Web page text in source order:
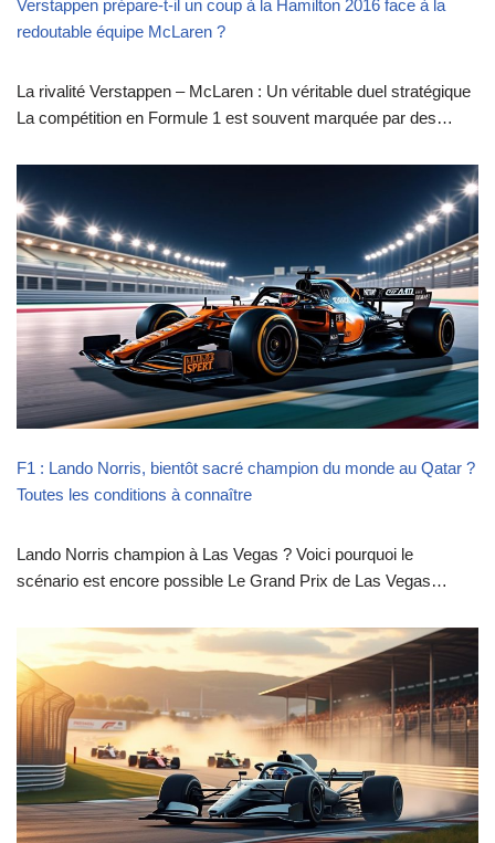
Verstappen prépare-t-il un coup à la Hamilton 2016 face à la
redoutable équipe McLaren ?
La rivalité Verstappen – McLaren : Un véritable duel stratégique
La compétition en Formule 1 est souvent marquée par des…
F1 : Lando Norris, bientôt sacré champion du monde au Qatar ?
Toutes les conditions à connaître
Lando Norris champion à Las Vegas ? Voici pourquoi le
scénario est encore possible Le Grand Prix de Las Vegas…